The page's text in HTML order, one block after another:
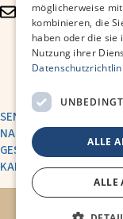
kh.de
SENDE UNS EINE
NACHRICHT
KARRIERE
möglicherweise
kombinieren, die
haben oder die sie
Nutzung ihrer
ALLE
ALLE